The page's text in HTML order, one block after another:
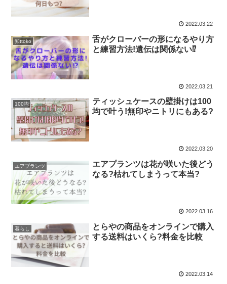
2022.03.22
知ttoko
舌がクローバーの形になるやり方
と練習方法!遺伝は関係ない⁉
2022.03.21
100均
ティッシュケースの壁掛けは100
均で叶う!無印やニトリにもある?
2022.03.20
エアプランツ
エアプランツは花が咲いた後どう
なる?枯れてしまうって本当?
2022.03.16
暮らし
とらやの商品をオンラインで購入
する送料はいくら?料金を比較
2022.03.14